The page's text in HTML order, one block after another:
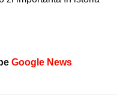
Google News